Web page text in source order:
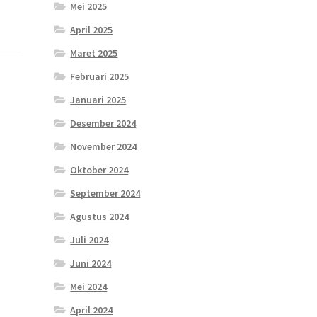
Mei 2025
April 2025
Maret 2025
Februari 2025
Januari 2025
Desember 2024
November 2024
Oktober 2024
September 2024
Agustus 2024
Juli 2024
Juni 2024
Mei 2024
April 2024